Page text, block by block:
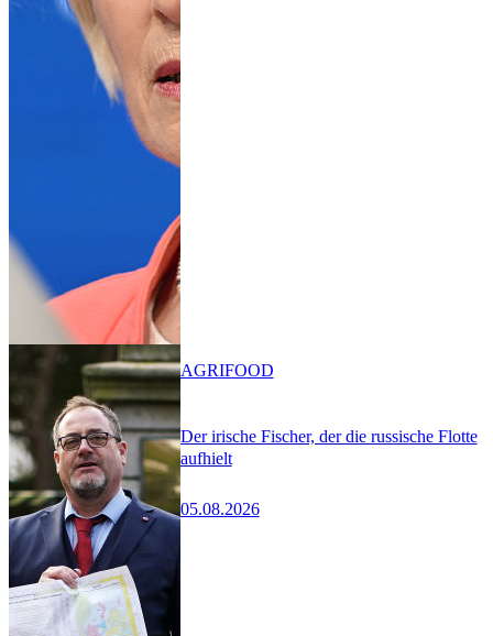
Der irische Fischer, der die russische Flotte
aufhielt
05.08.2026
AGRIFOOD